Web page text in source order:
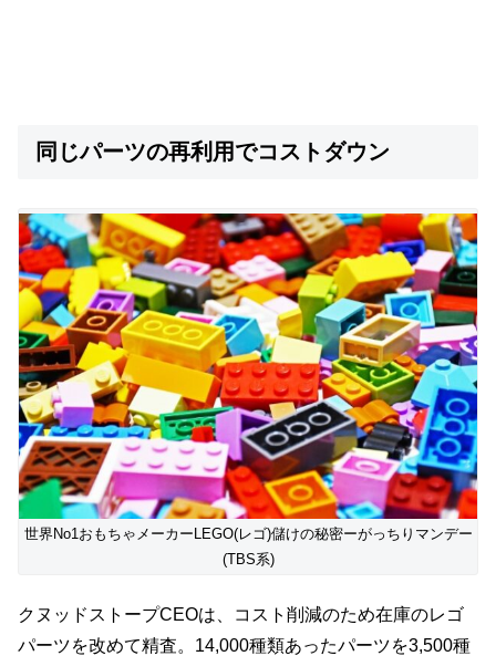
同じパーツの再利用でコストダウン
世界No1おもちゃメーカーLEGO(レゴ)儲けの秘密ーがっちりマンデー
(TBS系)
クヌッドストープCEOは、コスト削減のため在庫のレゴ
パーツを改めて精査。14,000種類あったパーツを3,500種